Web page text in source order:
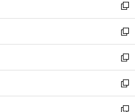
で
開
く
ド
ウ
で
開
く
ィ
ン
ド
ウ
で
開
く
い
ウ
ィ
ン
ド
ウ
で
開
く
新
し
い
ウ
ィ
ン
ド
ウ
で
新
し
い
ウ
ィ
ン
ド
新
し
い
ウ
新
し